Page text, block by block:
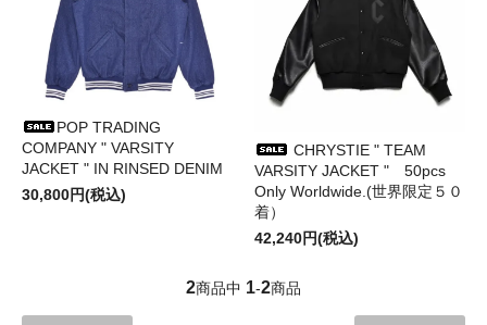
POP TRADING
COMPANY " VARSITY
JACKET " IN RINSED DENIM
30,800円(税込)
CHRYSTIE " TEAM
VARSITY JACKET " 50pcs
Only Worldwide.(世界限定５０
着）
42,240円(税込)
2商品中 1-2商品